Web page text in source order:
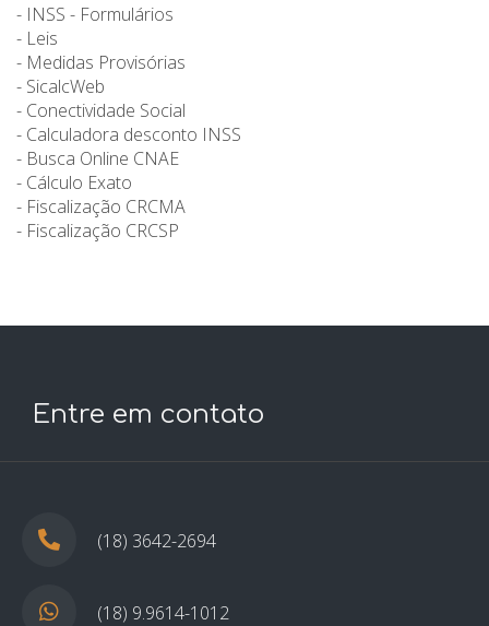
- INSS - Formulários
- Leis
- Medidas Provisórias
- SicalcWeb
- Conectividade Social
- Calculadora desconto INSS
- Busca Online CNAE
- Cálculo Exato
- Fiscalização CRCMA
- Fiscalização CRCSP
Entre em contato
(18) 3642-2694
(18) 9.9614-1012